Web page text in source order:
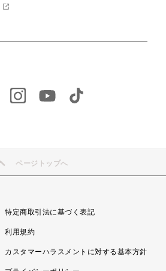
ページトップへ
特定商取引法に基づく表記
利用規約
カスタマーハラスメントに対する基本方針